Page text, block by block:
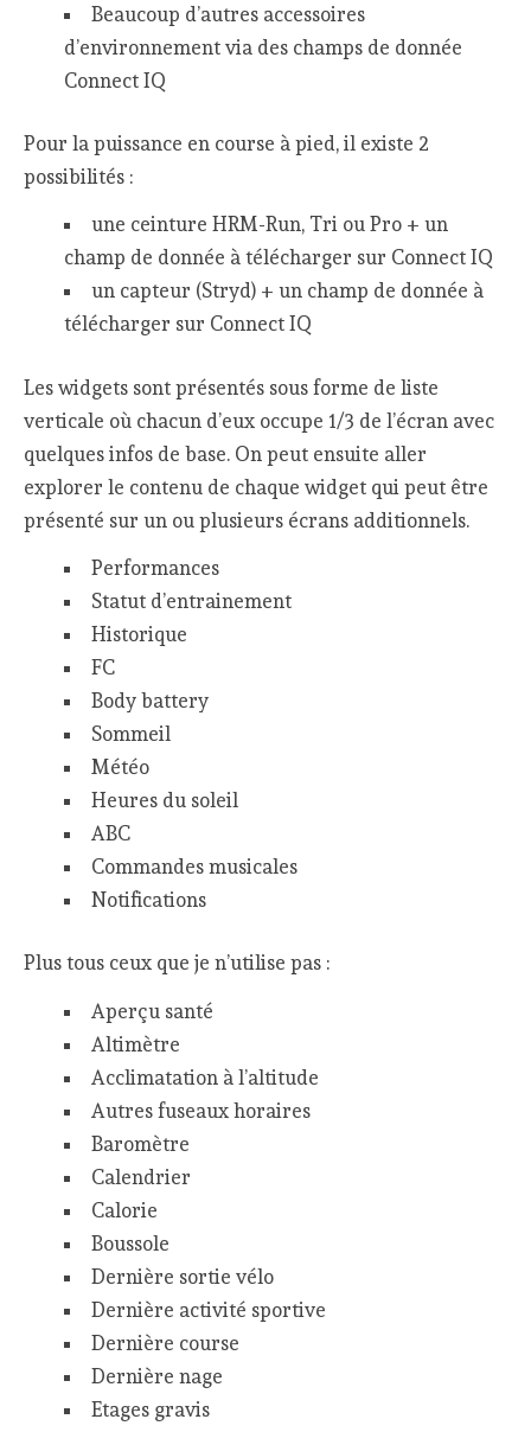
Beaucoup d’autres accessoires
d’environnement via des champs de donnée
Connect IQ
Pour la puissance en course à pied, il existe 2
possibilités :
une ceinture HRM-Run, Tri ou Pro + un
champ de donnée à télécharger sur Connect IQ
un capteur (Stryd) + un champ de donnée à
télécharger sur Connect IQ
Les widgets sont présentés sous forme de liste
verticale où chacun d’eux occupe 1/3 de l’écran avec
quelques infos de base. On peut ensuite aller
explorer le contenu de chaque widget qui peut être
présenté sur un ou plusieurs écrans additionnels.
Performances
Statut d’entrainement
Historique
FC
Body battery
Sommeil
Météo
Heures du soleil
ABC
Commandes musicales
Notifications
Plus tous ceux que je n’utilise pas :
Aperçu santé
Altimètre
Acclimatation à l’altitude
Autres fuseaux horaires
Baromètre
Calendrier
Calorie
Boussole
Dernière sortie vélo
Dernière activité sportive
Dernière course
Dernière nage
Etages gravis